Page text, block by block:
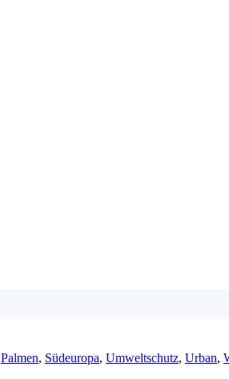
Palmen, Südeuropa, Umweltschutz, Urban,